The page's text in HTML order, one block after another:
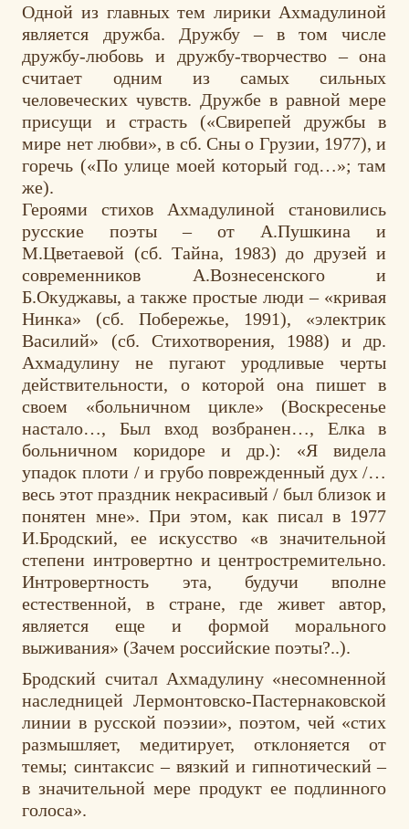
Одной из главных тем лирики Ахмадулиной
является дружба. Дружбу – в том числе
дружбу-любовь и дружбу-творчество – она
считает одним из самых сильных
человеческих чувств. Дружбе в равной мере
присущи и страсть («Свирепей дружбы в
мире нет любви», в сб. Сны о Грузии, 1977), и
горечь («По улице моей который год…»; там
же).
Героями стихов Ахмадулиной становились
русские поэты – от А.Пушкина и
М.Цветаевой (сб. Тайна, 1983) до друзей и
современников А.Вознесенского и
Б.Окуджавы, а также простые люди – «кривая
Нинка» (сб. Побережье, 1991), «электрик
Василий» (сб. Стихотворения, 1988) и др.
Ахмадулину не пугают уродливые черты
действительности, о которой она пишет в
своем «больничном цикле» (Воскресенье
настало…, Был вход возбранен…, Елка в
больничном коридоре и др.): «Я видела
упадок плоти / и грубо поврежденный дух /…
весь этот праздник некрасивый / был близок и
понятен мне». При этом, как писал в 1977
И.Бродский, ее искусство «в значительной
степени интровертно и центростремительно.
Интровертность эта, будучи вполне
естественной, в стране, где живет автор,
является еще и формой морального
выживания» (Зачем российские поэты?..).
Бродский считал Ахмадулину «несомненной
наследницей Лермонтовско-Пастернаковской
линии в русской поэзии», поэтом, чей «стих
размышляет, медитирует, отклоняется от
темы; синтаксис – вязкий и гипнотический –
в значительной мере продукт ее подлинного
голоса».